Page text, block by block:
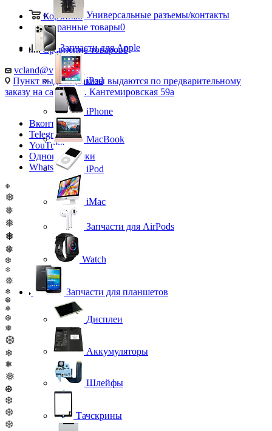
Корзина0
Избранные товары0
Сравнение товаров0
vcland@vcland.ru
Пункт выдачи (заказы выдаются по предварительному
заказу на сайте), ул. Кантемировская 59а
Вконтакте
Telegram
YouTube
Одноклассники
WhatsApp
❄
❅
❅
❅
❅
❅
❆
❄
❅
❄
❆
❅
❆
❅
❆
❄
❅
❅
❆
❆
❆
❆
Универсальные разъемы/контакты
Запчасти для Apple
iPad
iPhone
MacBook
iPod
iMac
Запчасти для AirPods
Watch
Запчасти для планшетов
Дисплеи
Аккумуляторы
Шлейфы
Тачскрины